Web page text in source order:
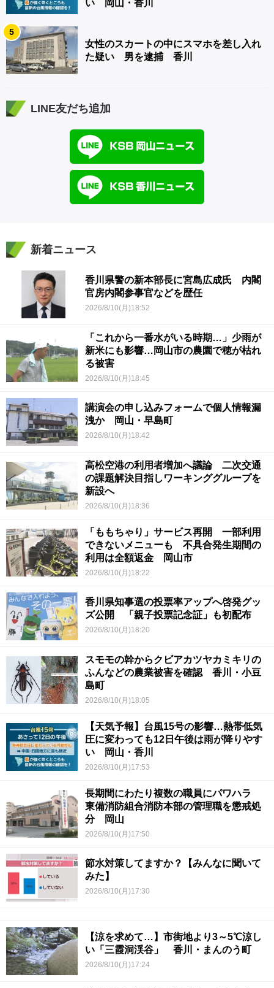
い 岡山・香川
5
女性のスカートの中にスマホを差し入れ
た疑い 男を逮捕 香川
LINE友だち追加
新着ニュース
香川県警の新本部長に宮島広成氏 内閣
官房内閣参事官などを歴任
2026/8/10(月)18:52
「これから一番水がいる時期…」少雨が
新米にも影響…岡山市の農園で穂が枯れ
る被害
2026/8/10(月)18:45
講演会の申し込みフォームで個人情報漏
洩か 岡山・早島町
2026/8/10(月)18:42
高松空港の利用者増加へ議論 二次交通
の課題解決目指しワーキンググループを
新設へ
2026/8/10(月)18:36
「ももちゃり」サービス再開 一部利用
できないメニューも 不具合発生期間の
利用は全額返金 岡山市
2026/8/10(月)18:22
香川県知事選の投票率アップへ啓発グッ
ズ公開 「親子投票記念証」も初配布
2026/8/10(月)18:20
スモモの幹からクビアカツヤカミキリの
ふんなどの農業被害を確認 香川・小豆
島町
2026/8/10(月)18:05
【天気予報】台風15号の影響…熱帯低気
圧に変わっても12日午後は雨が降りやす
い 岡山・香川
2026/8/10(月)17:53
長期間にわたり複数の職員にパワハラ
東備消防組合消防本部の管理職を懲戒処
分 岡山
2026/8/10(月)17:50
節水対策してますか？【みんなに聞いて
みた】
2026/8/10(月)17:30
【涼を求めて…】市街地より3～5℃涼し
い「三霞洞渓谷」 香川・まんのう町
2026/8/10(月)17:24